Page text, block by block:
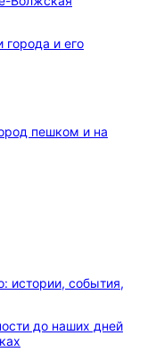
и его
истории, события,
до наших дней